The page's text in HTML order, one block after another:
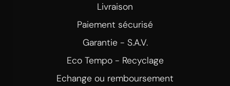
Livraison
Paiement sécurisé
Garantie - S.A.V.
Eco Tempo - Recyclage
Echange ou remboursement